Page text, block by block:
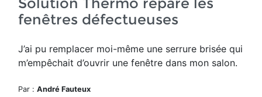
fenêtres défectueuses
J’ai pu remplacer moi-même une serrure brisée qui
m’empêchait d’ouvrir une fenêtre dans mon salon.
Par : André Fauteux